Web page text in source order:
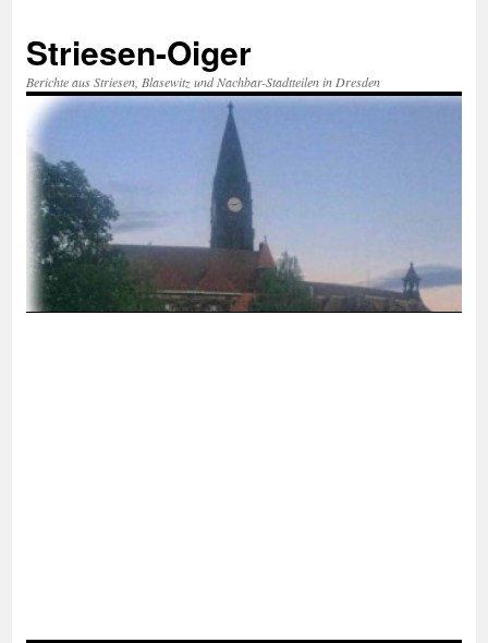
springen
Striesen-Oiger
Berichte aus Striesen, Blasewitz und Nachbar-Stadtteilen in Dresden